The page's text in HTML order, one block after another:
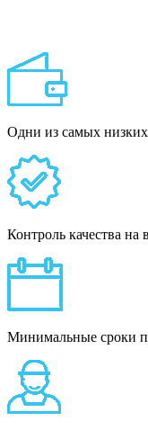
Одни из самых
Контроль качества на
Минимальные сроки